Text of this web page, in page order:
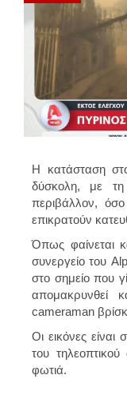
Η κατάσταση
δύσκολη, με
περιβάλλον,
επικρατούν
Όπως φαίνεται
συνεργείο του
στο σημείο που
απομακρυνθεί
cameraman
Οι εικόνες είναι
του
φωτιά.